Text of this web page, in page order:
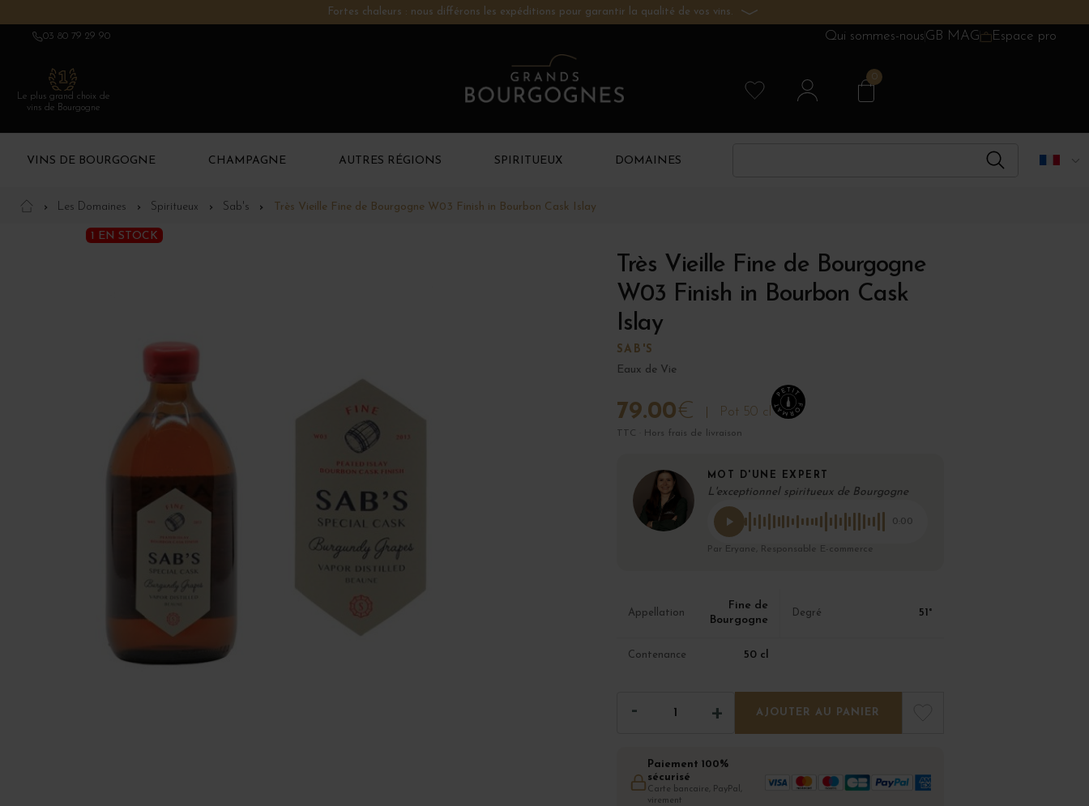
Fortes chaleurs : nous différons les expéditions pour garantir la qualité de vos vins.
03 80 79 29 90 Qui sommes-nousGB MAG Espace pro
Le plus grand choix de
vins de Bourgogne
0
VINS DE BOURGOGNE CHAMPAGNE AUTRES RÉGIONS SPIRITUEUX DOMAINES
Les Domaines Spiritueux Sab's Très Vieille Fine de Bourgogne W03 Finish in Bourbon Cask Islay
1 EN STOCK
Très Vieille Fine de Bourgogne
W03 Finish in Bourbon Cask
Islay
SAB'S
Eaux de Vie
79.00€ Pot 50 cl
TTC · Hors frais de livraison
MOT D'UNE EXPERT
L'exceptionnel spiritueux de Bourgogne
0:00
Par Eryane, Responsable E-commerce
Appellation
Fine de
Bourgogne
Degré 51°
Contenance 50 cl
AJOUTER AU PANIER
Paiement 100%
sécurisé
Carte bancaire, PayPal,
virement